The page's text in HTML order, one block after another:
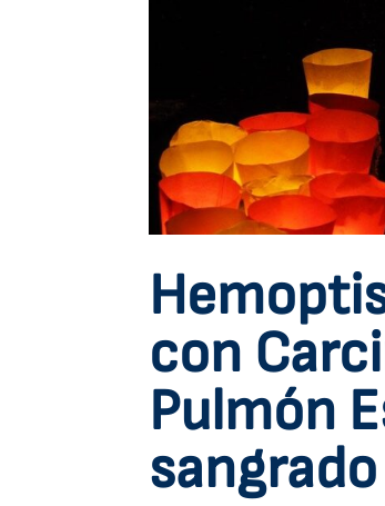
con
Pulmón